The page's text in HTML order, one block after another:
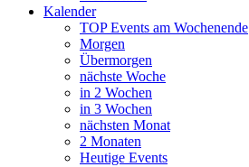
Kalender
TOP Events am Wochenende
Morgen
Übermorgen
nächste Woche
in 2 Wochen
in 3 Wochen
nächsten Monat
2 Monaten
Heutige Events